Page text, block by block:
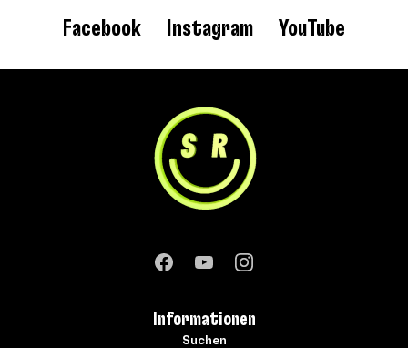
Facebook Instagram YouTube
Informationen
Suchen